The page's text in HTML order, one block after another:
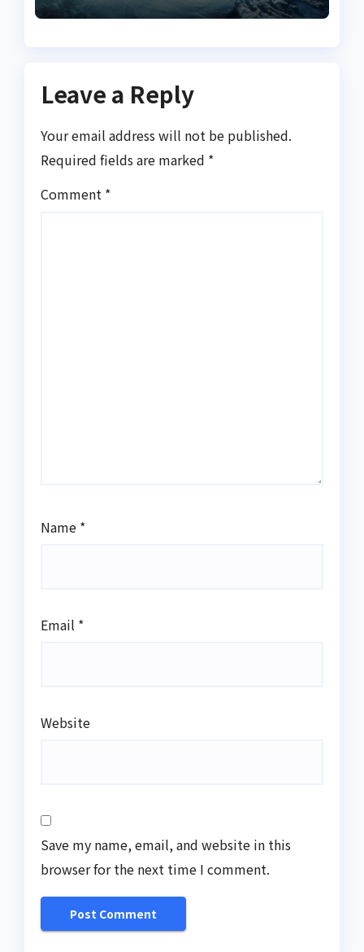
Leave a Reply
Your email address will not be published.
Required fields are marked *
Comment *
Name *
Email *
Website
Save my name, email, and website in this
browser for the next time I comment.